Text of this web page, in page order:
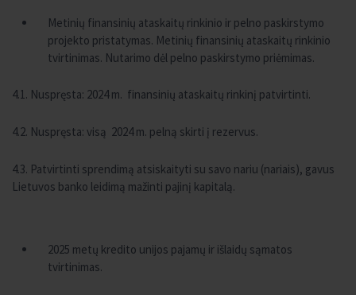
Metinių finansinių ataskaitų rinkinio ir pelno paskirstymo
projekto pristatymas. Metinių finansinių ataskaitų rinkinio
tvirtinimas. Nutarimo dėl pelno paskirstymo priėmimas.
4.1. Nuspręsta: 2024 m. finansinių ataskaitų rinkinį patvirtinti.
4.2. Nuspręsta: visą 2024 m. pelną skirti į rezervus.
4.3. Patvirtinti sprendimą atsiskaityti su savo nariu (nariais), gavus
Lietuvos banko leidimą mažinti pajinį kapitalą.
2025 metų kredito unijos pajamų ir išlaidų sąmatos
tvirtinimas.